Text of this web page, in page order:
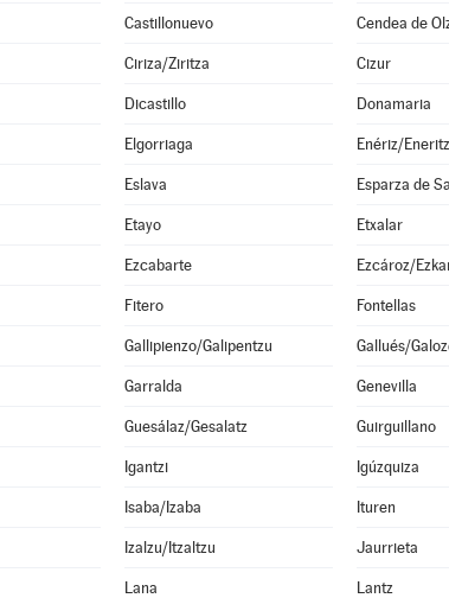
Castillonuevo Cendea de
Ciriza/Ziritza Cizur
Dicastillo Donamaria
Elgorriaga Enériz/Eneritz
Eslava
Etayo Etxalar
Ezcabarte Ezcároz/
Fitero Fontellas
Gallipienzo/Galipentzu Gallués/
Garralda Genevilla
Guesálaz/Gesalatz Guirguillano
Igantzi Igúzquiza
Isaba/Izaba Ituren
Izalzu/Itzaltzu Jaurrieta
Lana Lantz